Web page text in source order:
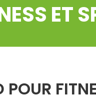
ET
POUR